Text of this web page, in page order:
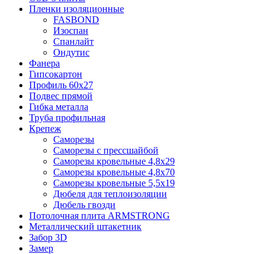
Пленки изоляционные
FASBOND
Изоспан
Спанлайт
Ондутис
Фанера
Гипсокартон
Профиль 60х27
Подвес прямой
Гибка металла
Труба профильная
Крепеж
Саморезы
Саморезы с прессшайбой
Саморезы кровельные 4,8х29
Саморезы кровельные 4,8х70
Саморезы кровельные 5,5х19
Дюбеля для теплоизоляции
Дюбель гвозди
Потолочная плита ARMSTRONG
Металлический штакетник
Забор 3D
Замер